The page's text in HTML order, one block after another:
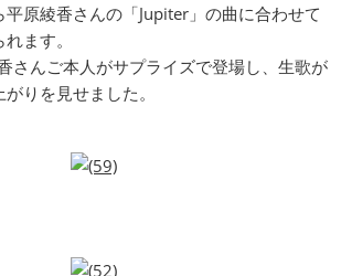
原綾香さんの「Jupiter」の曲に合わせて
ます。
さんご本人がサプライズで登場し、生歌が
りを見せました。